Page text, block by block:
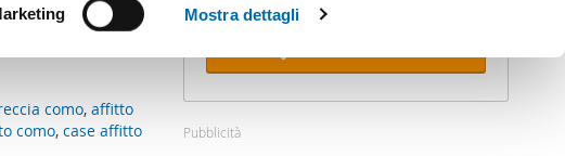
specifiche
dei social media e
Mostra dettagli
como, affitto
como, case affitto
Pubblicità